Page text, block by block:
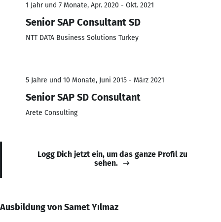
1 Jahr und 7 Monate, Apr. 2020 - Okt. 2021
Senior SAP Consultant SD
NTT DATA Business Solutions Turkey
5 Jahre und 10 Monate, Juni 2015 - März 2021
Senior SAP SD Consultant
Arete Consulting
Logg Dich jetzt ein, um das ganze Profil zu
sehen.
Ausbildung von Samet Yılmaz